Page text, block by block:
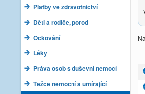
Platby ve zdravotnictví
Děti a rodiče, porod
Očkování
Léky
Práva osob s duševní nemocí
Těžce nemocní a umírající